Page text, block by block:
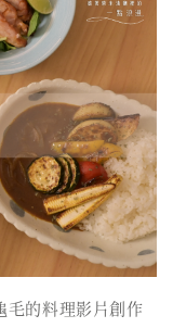
毛的料理影片創作